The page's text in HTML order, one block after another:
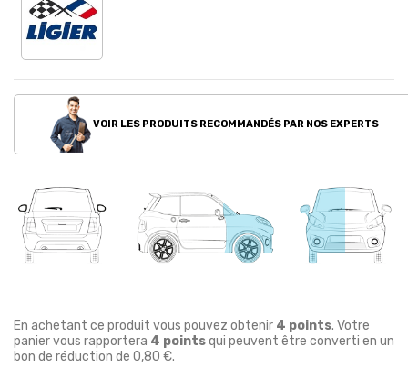
VOIR LES PRODUITS RECOMMANDÉS PAR NOS EXPERTS
En achetant ce produit vous pouvez obtenir 4 points. Votre
panier vous rapportera 4 pointsqui peuvent être converti en un
bon de réduction de 0,80 €.